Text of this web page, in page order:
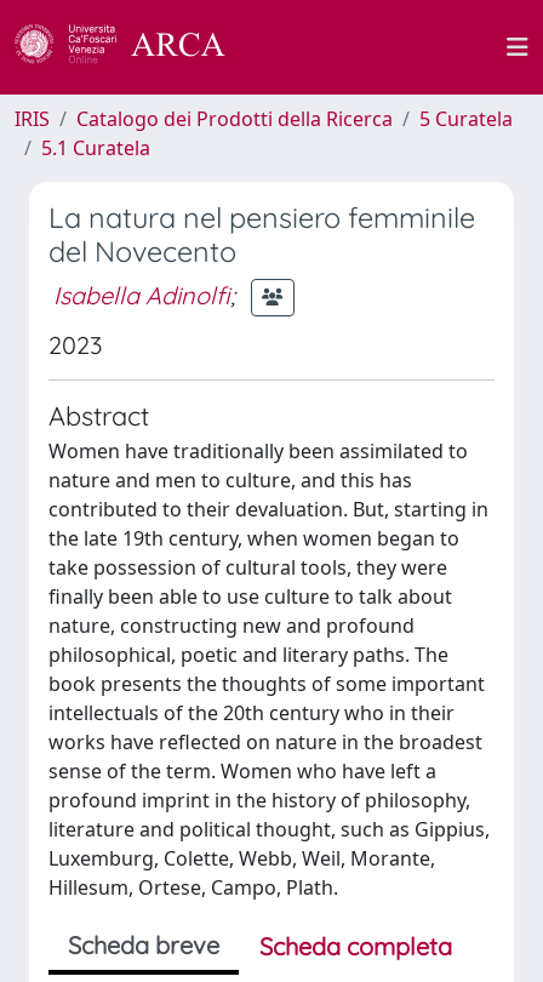
IRIS Catalogo dei Prodotti della Ricerca
5 Curatela
5.1 Curatela
La natura nel pensiero femminile
del Novecento
Isabella Adinolfi;
2023
Abstract
Women have traditionally been assimilated to
nature and men to culture, and this has
contributed to their devaluation. But, starting in
the late 19th century, when women began to
take possession of cultural tools, they were
finally been able to use culture to talk about
nature, constructing new and profound
philosophical, poetic and literary paths. The
book presents the thoughts of some important
intellectuals of the 20th century who in their
works have reflected on nature in the broadest
sense of the term. Women who have left a
profound imprint in the history of philosophy,
literature and political thought, such as Gippius,
Luxemburg, Colette, Webb, Weil, Morante,
Hillesum, Ortese, Campo, Plath.
Scheda breve
Scheda completa